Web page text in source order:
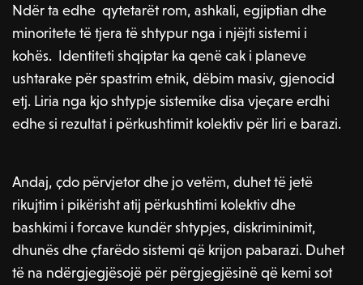
Ndër ta edhe qytetarët rom, ashkali, egjiptian dhe
minoritete të tjera të shtypur nga i njëjti sistemi i
kohës. Identiteti shqiptar ka qenë cak i planeve
ushtarake për spastrim etnik, dëbim masiv, gjenocid
etj. Liria nga kjo shtypje sistemike disa vjeçare erdhi
edhe si rezultat i përkushtimit kolektiv për liri e barazi.
Andaj, çdo përvjetor dhe jo vetëm, duhet të jetë
rikujtim i pikërisht atij përkushtimi kolektiv dhe
bashkimi i forcave kundër shtypjes, diskriminimit,
dhunës dhe çfarëdo sistemi që krijon pabarazi. Duhet
të na ndërgjegjësojë për përgjegjësinë që kemi sot